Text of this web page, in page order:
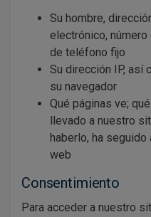
Su hombre,
electrónico,
de teléfono fijo
Su dirección IP, así
su navegador
Qué páginas ve;
llevado a nuestro
haberlo, ha
web
Consentimiento
Para acceder a nuestro